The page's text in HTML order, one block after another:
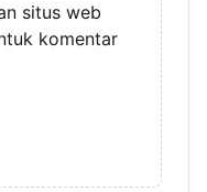
situs web
komentar